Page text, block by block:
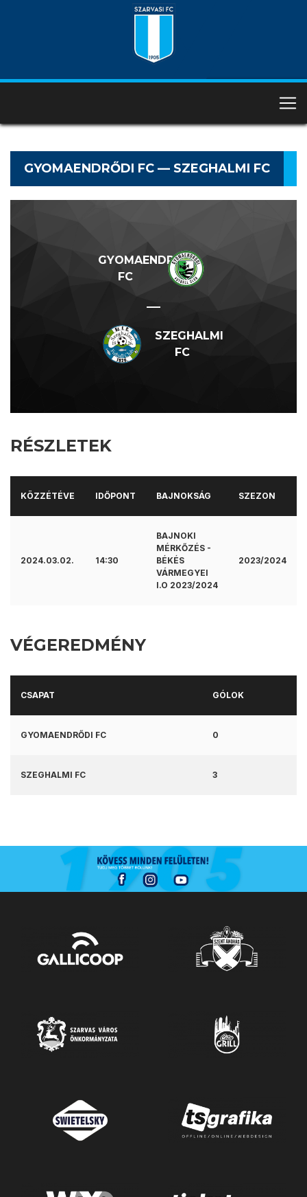
GYOMAENDRŐDI FC — SZEGHALMI FC
GYOMAENDRŐDI
FC
—
SZEGHALMI
FC
RÉSZLETEK
KÖZZÉTÉVE IDŐPONT BAJNOKSÁG SZEZON
2024.03.02. 14:30
BAJNOKI
MÉRKŐZÉS -
BÉKÉS
VÁRMEGYEI
I.O 2023/2024
2023/2024
VÉGEREDMÉNY
CSAPAT GÓLOK
GYOMAENDRŐDI FC 0
SZEGHALMI FC 3